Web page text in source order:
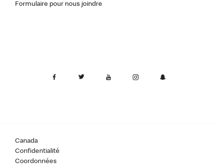
Formulaire pour nous joindre
Canada
Confidentialité
Coordonnées